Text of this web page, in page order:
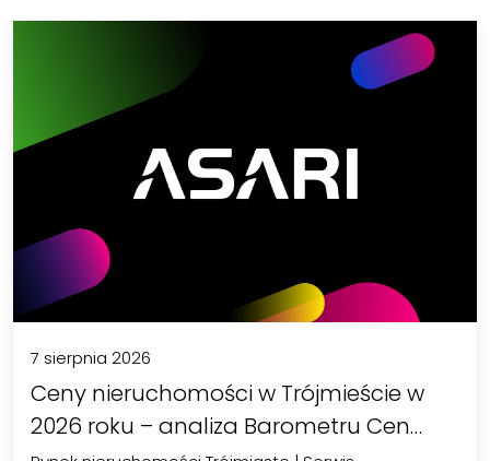
7 sierpnia 2026
Ceny nieruchomości w Trójmieście w
2026 roku – analiza Barometru Cen…